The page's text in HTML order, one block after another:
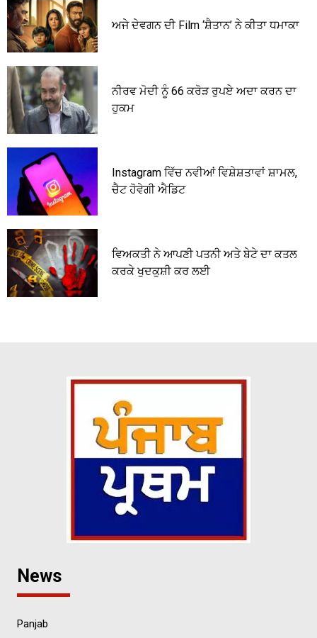
ਅਜੇ ਦੇਵਗਨ ਦੀ Film ‘ਸ਼ੈਤਾਨ’ ਨੇ ਕੀਤਾ ਧਮਾਕਾ
ਨੀਰਵ ਮੋਦੀ ਨੂੰ 66 ਕਰੋੜ ਰੁਪਏ ਅਦਾ ਕਰਨ ਦਾ
ਹੁਕਮ
Instagram ਵਿੱਚ ਨਵੀਆਂ ਵਿਸ਼ੇਸ਼ਤਾਵਾਂ ਸ਼ਾਮਲ,
ਚੈਟ ਹੋਵੇਗੀ ਐਡਿਟ
ਵਿਅਕਤੀ ਨੇ ਆਪਣੀ ਪਤਨੀ ਅਤੇ ਬੇਟੇ ਦਾ ਕਤਲ
ਕਰਕੇ ਖੁਦਕੁਸ਼ੀ ਕਰ ਲਈ
News
Panjab